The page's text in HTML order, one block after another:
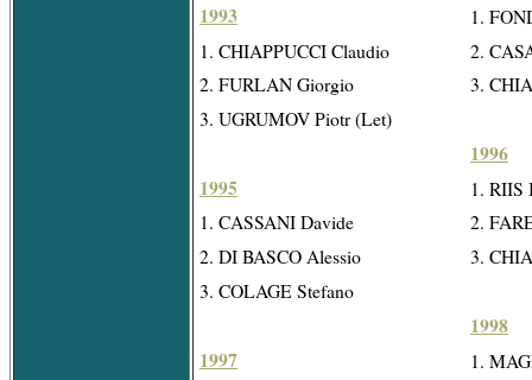
1993
1. CHIAPPUCCI Claudio
2. FURLAN Giorgio
3. UGRUMOV Piotr (Let)
1995
1. CASSANI Davide
2. DI BASCO Alessio
3. COLAGE Stefano
1997
1.
2.
3.
1996
1. RIIS
2.
3.
1998
1.